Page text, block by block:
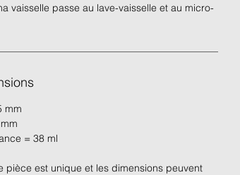
vaisselle passe au lave-vaisselle et au micro-
mm
= 38 ml
pièce est unique et les dimensions peuvent